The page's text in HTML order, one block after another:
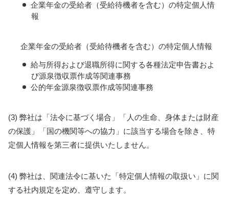
企業年金の受給者（受給待機者を含む）の特定個人情
報
企業年金の受給者（受給待機者を含む）の特定個人情報
給与所得および退職所得に関する各種法定申告書およ
び源泉徴収票作成等関連事務
公的年金源泉徴収票作成等関連事務
(3) 弊社は「法令に基づく場合」「人の生命、身体または財産
の保護」「国の機関等への協力」に該当する場合を除き、特
定個人情報を第三者に提供いたしません。
(4) 弊社は、関連法令に基いた「特定個人情報の取扱い」に関
する社内規定を定め、遵守します。